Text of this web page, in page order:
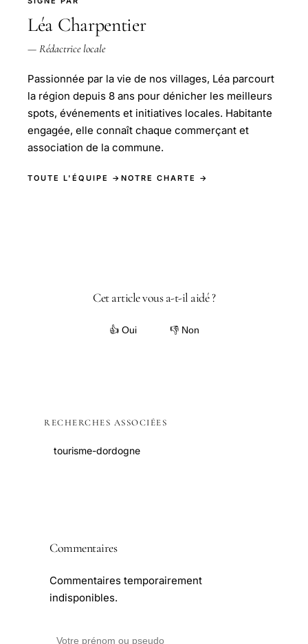
Léa Charpentier
— Rédactrice locale
Passionnée par la vie de nos villages, Léa parcourt
la région depuis 8 ans pour dénicher les meilleurs
spots, événements et initiatives locales. Habitante
engagée, elle connaît chaque commerçant et
association de la commune.
TOUTE L'ÉQUIPE → NOTRE CHARTE →
Cet article vous a-t-il aidé ?
👍 Oui 👎 Non
RECHERCHES ASSOCIÉES
tourisme-dordogne
Commentaires
Commentaires temporairement
indisponibles.